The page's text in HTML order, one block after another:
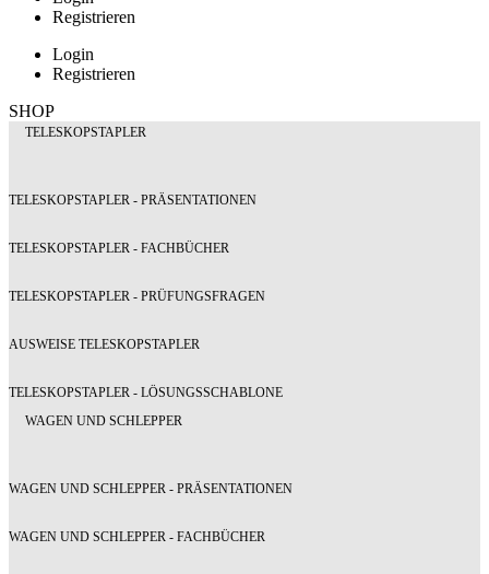
Registrieren
Login
Registrieren
SHOP
TELESKOPSTAPLER
TELESKOPSTAPLER - PRÄSENTATIONEN
TELESKOPSTAPLER - FACHBÜCHER
TELESKOPSTAPLER - PRÜFUNGSFRAGEN
AUSWEISE TELESKOPSTAPLER
TELESKOPSTAPLER - LÖSUNGSSCHABLONE
WAGEN UND SCHLEPPER
WAGEN UND SCHLEPPER - PRÄSENTATIONEN
WAGEN UND SCHLEPPER - FACHBÜCHER